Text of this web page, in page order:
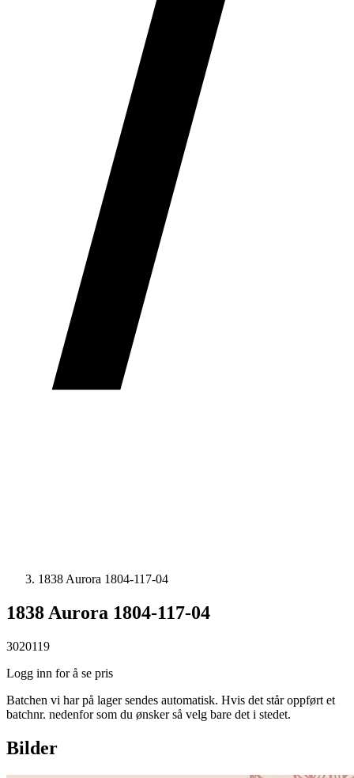
1838 Aurora 1804-117-04
1838 Aurora 1804-117-04
3020119
Logg inn for å se pris
Batchen vi har på lager sendes automatisk. Hvis det står oppført et
batchnr. nedenfor som du ønsker så velg bare det i stedet.
Bilder